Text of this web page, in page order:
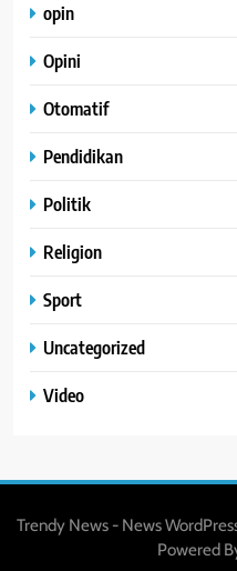
opin
Opini
Otomatif
Pendidikan
Politik
Religion
Sport
Uncategorized
Video
Trendy News - News
Powered